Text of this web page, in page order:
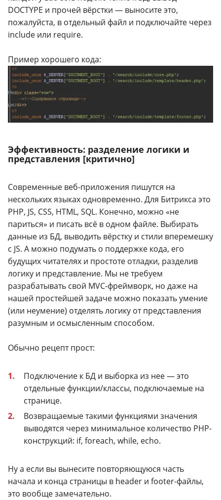
DOCTYPE и прочей вёрстки — выносите это,
пожалуйста, в отдельный файл и подключайте через
include или require.
Пример хорошего кода:
Эффективность: разделение логики и
представления [критично]
Современные веб-приложения пишутся на
нескольких языках одновременно. Для Битрикса это
PHP, JS, CSS, HTML, SQL. Конечно, можно «не
париться» и писать всё в одном файле. Выбирать
данные из БД, выводить вёрстку и стили вперемешку
с JS. А можно подумать о поддержке кода, его
будущих читателях и простоте отладки, разделив
логику и представление. Мы не требуем
разрабатывать свой MVC-фреймворк, но даже на
нашей простейшей задаче можно показать умение
(или неумение) отделять логику от представления
разумным и осмысленным способом.
Обычно рецепт прост:
Подключение к БД и выборка из нее — это
отдельные функции/классы, подключаемые на
странице.
Возвращаемые такими функциями значения
выводятся через минимальное количество PHP-
конструкций: if, foreach, while, echo.
Ну а если вы вынесите повторяющуюся часть
начала и конца страницы в header и footer-файлы,
это вообще замечательно.